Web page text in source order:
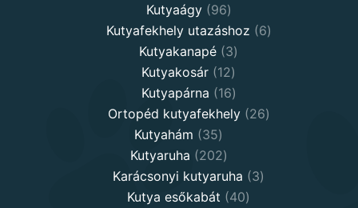
Kutyaágy 9696
products
Kutyafekhely utazáshoz 66
Kutyakanapé 33
products
Kutyakosár 1212
products
Kutyapárna 1616
products
Ortopéd kutyafekhely 2626
Kutyahám 3535
products
Kutyaruha 202202
products
Karácsonyi kutyaruha 33
Kutya esőkabát 4040